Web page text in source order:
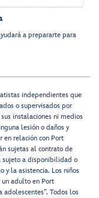
a prepararte para
independientes que
o supervisados por
instalaciones ni medios
lesión o daños y
en relación con Port
sujetas al contrato de
sujeto a disponibilidad o
y la asistencia. Los niños
adulto en Port
Todos los